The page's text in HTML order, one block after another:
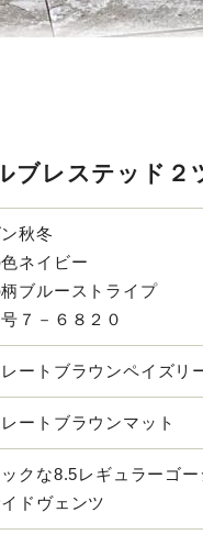
ブレステッド２
秋冬
ネイビー
ブルーストライプ
７－６８２０
ートブラウンペイズリ
ートブラウンマット
クな8.5レギュラーゴ
ドヴェンツ